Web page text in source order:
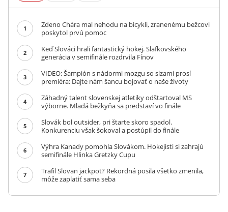
1
Zdeno Chára mal nehodu na bicykli, zranenému bežcovi
poskytol prvú pomoc
2
Keď Slováci hrali fantastický hokej. Slafkovského
generácia v semifinále rozdrvila Fínov
3
VIDEO: Šampión s nádormi mozgu so slzami prosí
premiéra: Dajte nám šancu bojovať o naše životy
4
Záhadný talent slovenskej atletiky odštartoval MS
výborne. Mladá bežkyňa sa predstaví vo finále
5
Slovák bol outsider, pri štarte skoro spadol.
Konkurenciu však šokoval a postúpil do finále
6
Výhra Kanady pomohla Slovákom. Hokejisti si zahrajú
semifinále Hlinka Gretzky Cupu
7
Trafil Slovan jackpot? Rekordná posila všetko zmenila,
môže zaplatiť sama seba